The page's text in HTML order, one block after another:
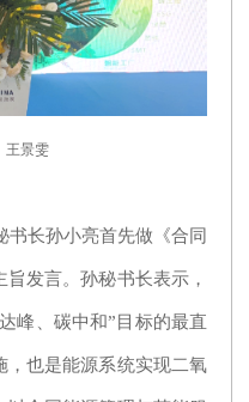
王景雯
长孙小亮首先做《合同
发言。孙秘书长表示，
峰、碳中和”目标的最直
，也是能源系统实现二氧